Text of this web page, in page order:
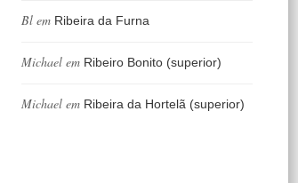
Bl em Ribeira da Furna
Michael em Ribeiro Bonito (superior)
Michael em Ribeira da Hortelã (superior)